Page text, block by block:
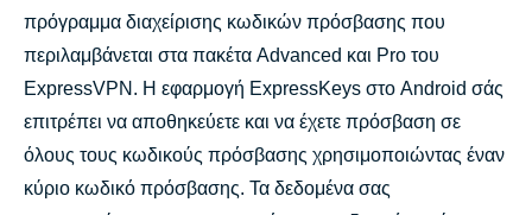
πρόγραμμα διαχείρισης κωδικών πρόσβασης που
περιλαμβάνεται στα πακέτα Advanced και Pro του
ExpressVPN. Η εφαρμογή ExpressKeys στο Android σάς
επιτρέπει να αποθηκεύετε και να έχετε πρόσβαση σε
όλους τους κωδικούς πρόσβασης χρησιμοποιώντας έναν
κύριο κωδικό πρόσβασης. Τα δεδομένα σας